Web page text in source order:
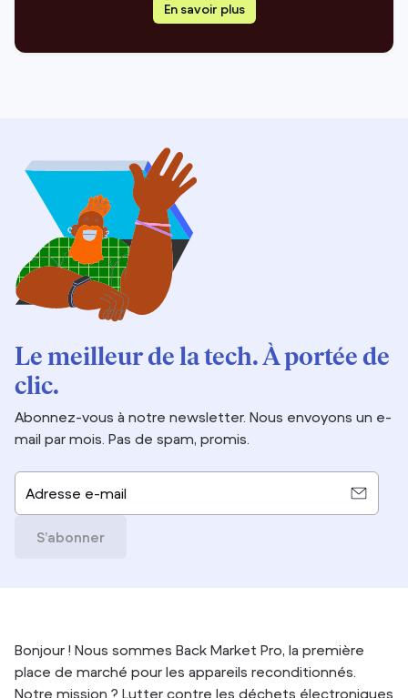
En savoir plus
Le meilleur de la tech. À portée de
clic.
Abonnez-vous à notre newsletter. Nous envoyons un e-
mail par mois. Pas de spam, promis.
Adresse e-mail
S’abonner
Bonjour ! Nous sommes Back Market Pro, la première
place de marché pour les appareils reconditionnés.
Notre mission ? Lutter contre les déchets électroniques